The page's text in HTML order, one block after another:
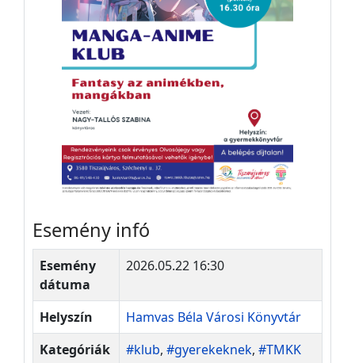
Esemény infó
Esemény
dátuma
2026.05.22 16:30
Helyszín
Hamvas Béla Városi Könyvtár
Kategóriák
#klub, #gyerekeknek, #TMKK